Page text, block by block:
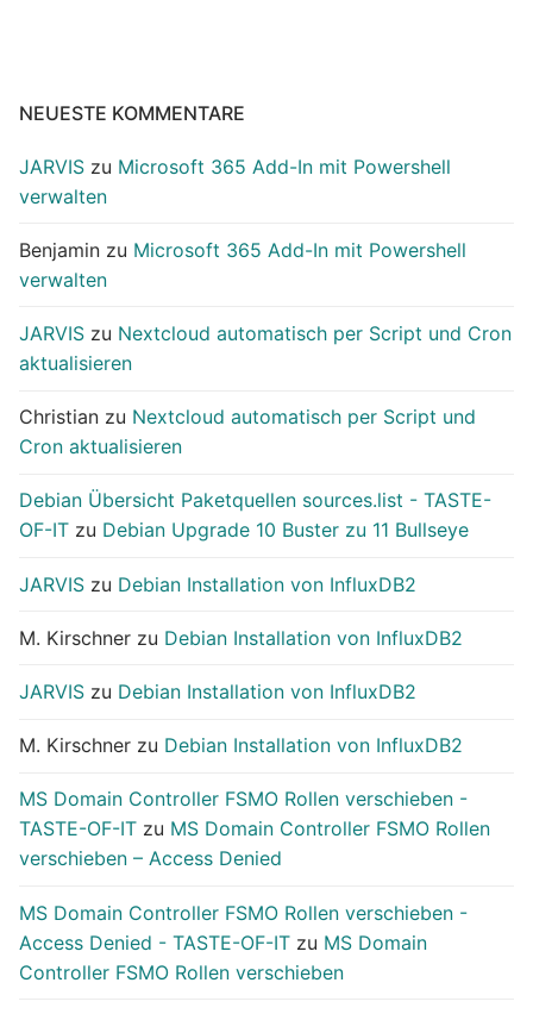
NEUESTE KOMMENTARE
JARVIS zu Microsoft 365 Add-In mit Powershell
verwalten
Benjamin zu Microsoft 365 Add-In mit Powershell
verwalten
JARVIS zu Nextcloud automatisch per Script und Cron
aktualisieren
Christian zu Nextcloud automatisch per Script und
Cron aktualisieren
Debian Übersicht Paketquellen sources.list - TASTE-
OF-IT zu Debian Upgrade 10 Buster zu 11 Bullseye
JARVIS zu Debian Installation von InfluxDB2
M. Kirschner zu Debian Installation von InfluxDB2
JARVIS zu Debian Installation von InfluxDB2
M. Kirschner zu Debian Installation von InfluxDB2
MS Domain Controller FSMO Rollen verschieben -
TASTE-OF-IT zu MS Domain Controller FSMO Rollen
verschieben – Access Denied
MS Domain Controller FSMO Rollen verschieben -
Access Denied - TASTE-OF-IT zu MS Domain
Controller FSMO Rollen verschieben